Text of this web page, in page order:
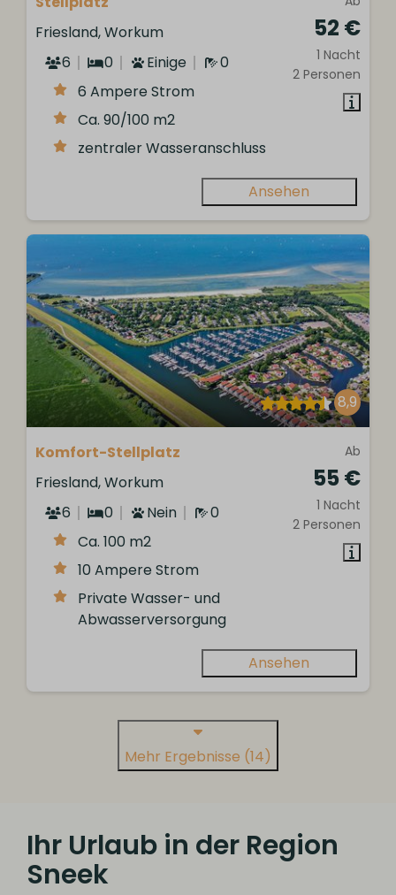
52 €
1 Nacht
2 Personen
Friesland, Workum
6
0 Einige
0
6 Ampere Strom
Ca. 90/100 m2
zentraler Wasseranschluss
Ansehen
8,9
Ab
55 €
1 Nacht
2 Personen
Komfort-Stellplatz
Friesland, Workum
6
0 Nein
0
Ca. 100 m2
10 Ampere Strom
Private Wasser- und
Abwasserversorgung
Ansehen
Mehr Ergebnisse (14)
Ihr Urlaub in der Region
Sneek